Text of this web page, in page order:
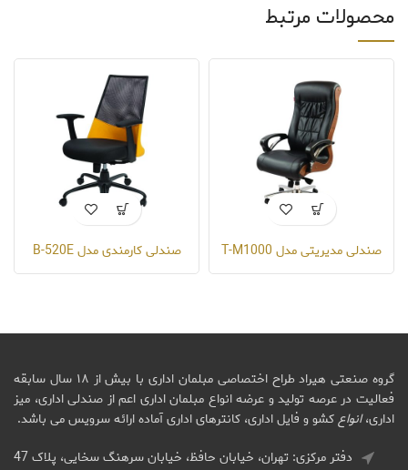
محصولات مرتبط
صندلی مدیریتی مدل T-M1000 صندلی کارمندی مدل B-520E
گروه صنعتی هیراد طراح اختصاصی مبلمان اداری با بیش از ۱۸ سال سابقه
فعالیت در عرصه تولید و عرضه انواع مبلمان اداری اعم از صندلی اداری، میز
اداری،انواعکشو و فایل اداری، کانترهای اداری آماده ارائه سرویس می باشد.
دفتر مرکزی: تهران، خیابان حافظ، خیابان سرهنگ سخایی، پلاک 47